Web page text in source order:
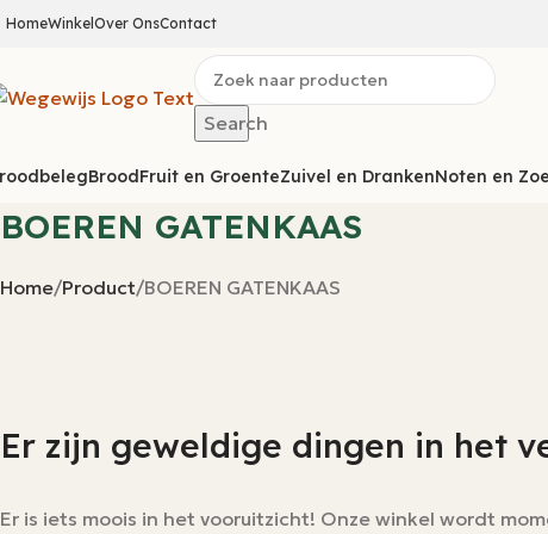
HomeWinkel Over OnsContact
Search
BroodFruit en GroenteZuivel en DrankenNoten en
BOEREN GATENKAAS
Home Product BOEREN GATENKAAS
Er zijn geweldige dingen in het
Er is iets moois in het vooruitzicht! Onze winkel wordt